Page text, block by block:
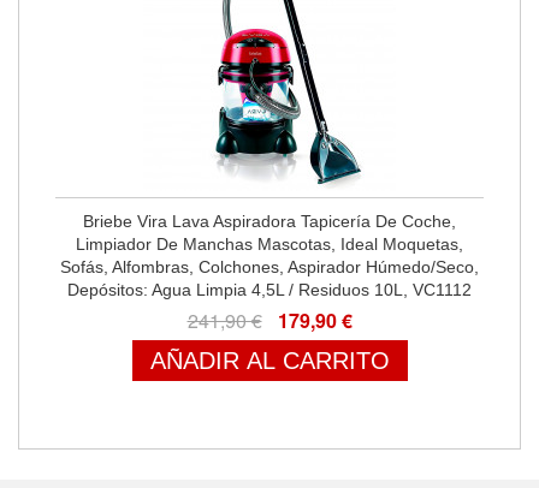
Briebe Vira Lava Aspiradora Tapicería De Coche,
Limpiador De Manchas Mascotas, Ideal Moquetas,
Sofás, Alfombras, Colchones, Aspirador Húmedo/Seco,
Depósitos: Agua Limpia 4,5L / Residuos 10L, VC1112
241,90 € 179,90 €
AÑADIR AL CARRITO